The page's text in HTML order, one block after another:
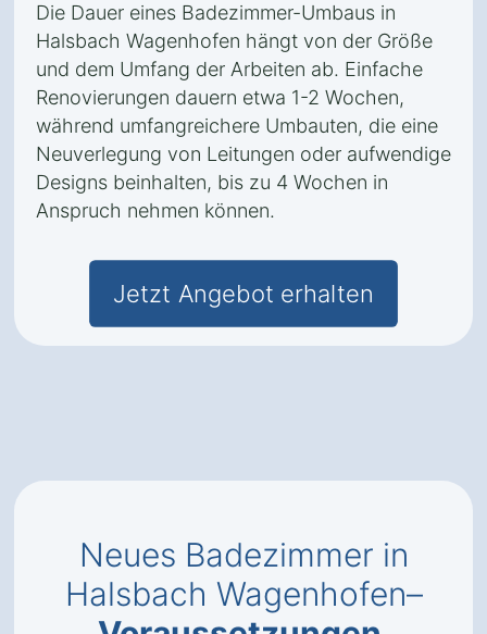
Die Dauer eines Badezimmer-Umbaus in
Halsbach Wagenhofen hängt von der Größe
und dem Umfang der Arbeiten ab. Einfache
Renovierungen dauern etwa 1-2 Wochen,
während umfangreichere Umbauten, die eine
Neuverlegung von Leitungen oder aufwendige
Designs beinhalten, bis zu 4 Wochen in
Anspruch nehmen können.
Jetzt Angebot erhalten
Neues Badezimmer in
Halsbach Wagenhofen–